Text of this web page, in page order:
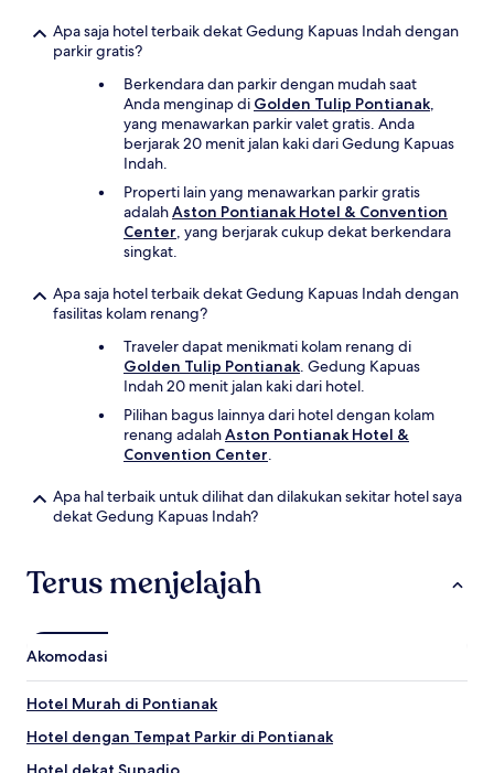
Apa saja hotel terbaik dekat Gedung Kapuas Indah dengan
parkir gratis?
Berkendara dan parkir dengan mudah saat
Anda menginap di Golden Tulip Pontianak,
yang menawarkan parkir valet gratis. Anda
berjarak 20 menit jalan kaki dari Gedung Kapuas
Indah.
Properti lain yang menawarkan parkir gratis
adalahAston Pontianak Hotel & Convention
Center, yang berjarak cukup dekat berkendara
singkat.
Apa saja hotel terbaik dekat Gedung Kapuas Indah dengan
fasilitas kolam renang?
Traveler dapat menikmati kolam renang di
Golden Tulip Pontianak. Gedung Kapuas
Indah 20 menit jalan kaki dari hotel.
Pilihan bagus lainnya dari hotel dengan kolam
renang adalahAston Pontianak Hotel &
Convention Center.
Apa hal terbaik untuk dilihat dan dilakukan sekitar hotel saya
dekat Gedung Kapuas Indah?
Terus menjelajah
Akomodasi
Hotel Murah di Pontianak
Hotel dengan Tempat Parkir di Pontianak